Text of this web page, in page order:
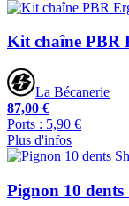
Kit chaîne PBR
La Bécanerie
87,00 €
Ports : 5,90 €
Plus d'infos
Pignon 10 dents